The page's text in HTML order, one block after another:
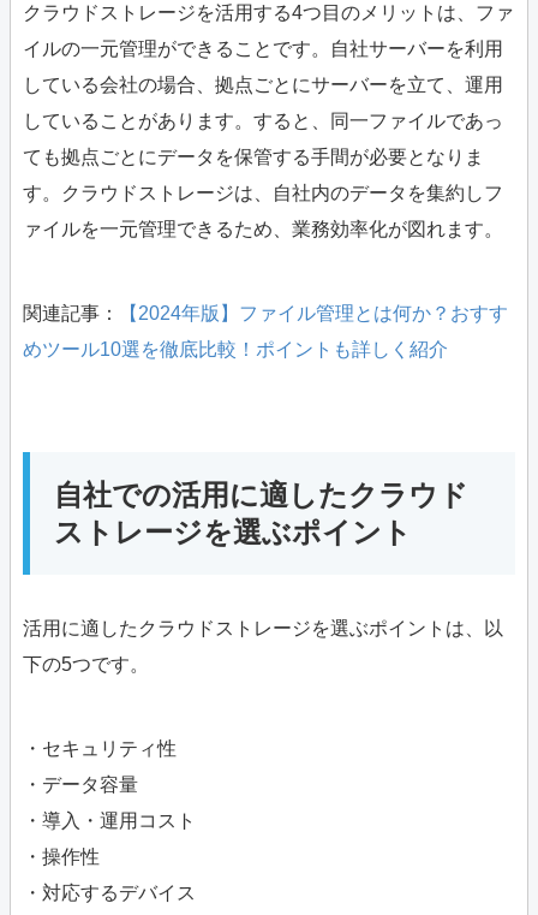
クラウドストレージを活用する4つ目のメリットは、ファ
イルの一元管理ができることです。自社サーバーを利用
している会社の場合、拠点ごとにサーバーを立て、運用
していることがあります。すると、同一ファイルであっ
ても拠点ごとにデータを保管する手間が必要となりま
す。クラウドストレージは、自社内のデータを集約しフ
ァイルを一元管理できるため、業務効率化が図れます。
関連記事：
【2024年版】ファイル管理とは何か？おすす
めツール10選を徹底比較！ポイントも詳しく紹介
自社での活用に適したクラウド
ストレージを選ぶポイント
活用に適したクラウドストレージを選ぶポイントは、以
下の5つです。
・セキュリティ性
・データ容量
・導入・運用コスト
・操作性
・対応するデバイス